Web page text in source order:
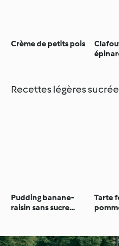
Crème de petits pois
Recettes légères
Pudding banane-
raisin sans sucre
Tarte